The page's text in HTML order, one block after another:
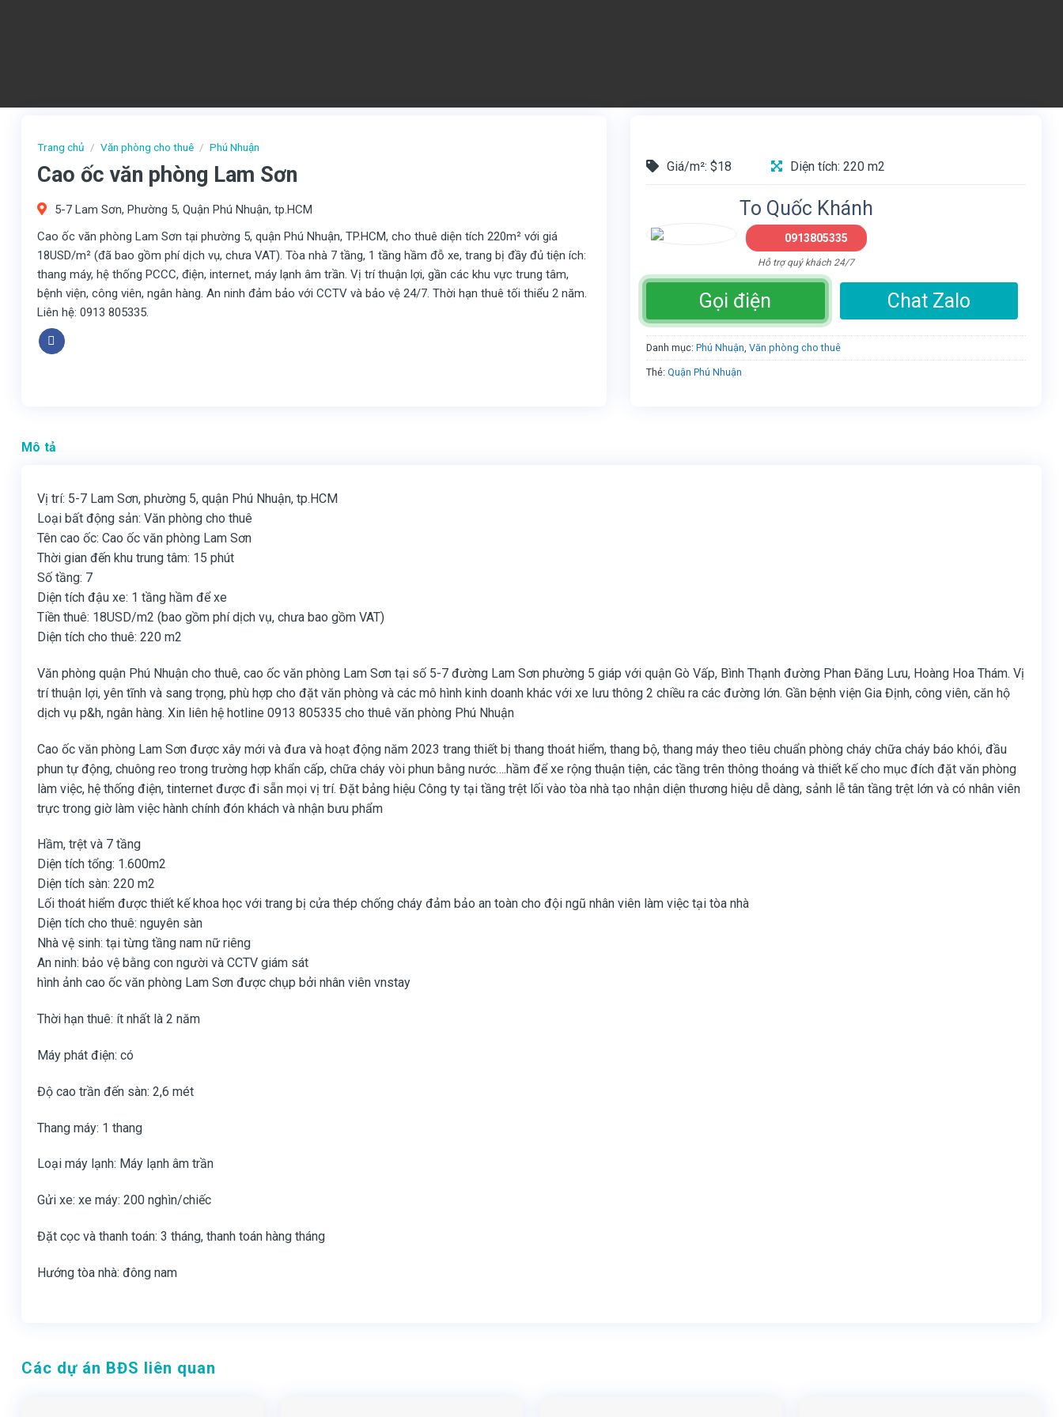
Trang chủ / Văn phòng cho thuê / Phú Nhuận
Cao ốc văn phòng Lam Sơn
5-7 Lam Sơn, Phường 5, Quận Phú Nhuận, tp.HCM
Cao ốc văn phòng Lam Sơn tại phường 5, quận Phú Nhuận, TP.HCM, cho thuê diện tích 220m² với giá
18USD/m² (đã bao gồm phí dịch vụ, chưa VAT). Tòa nhà 7 tầng, 1 tầng hầm đỗ xe, trang bị đầy đủ tiện ích:
thang máy, hệ thống PCCC, điện, internet, máy lạnh âm trần. Vị trí thuận lợi, gần các khu vực trung tâm,
bệnh viện, công viên, ngân hàng. An ninh đảm bảo với CCTV và bảo vệ 24/7. Thời hạn thuê tối thiểu 2 năm.
Liên hệ: 0913 805335.
Giá/m²: $18 Diện tích: 220 m2
To Quốc Khánh
0913805335
Hỗ trợ quý khách 24/7
Gọi điện Chat Zalo
Danh mục: Phú Nhuận, Văn phòng cho thuê
Thẻ: Quận Phú Nhuận
Mô tả
Vị trí: 5-7 Lam Sơn, phường 5, quận Phú Nhuận, tp.HCM
Loại bất động sản: Văn phòng cho thuê
Tên cao ốc: Cao ốc văn phòng Lam Sơn
Thời gian đến khu trung tâm: 15 phút
Số tầng: 7
Diện tích đậu xe: 1 tầng hầm để xe
Tiền thuê: 18USD/m2 (bao gồm phí dịch vụ, chưa bao gồm VAT)
Diện tích cho thuê: 220 m2
Văn phòng quận Phú Nhuận cho thuê, cao ốc văn phòng Lam Sơn tại số 5-7 đường Lam Sơn phường 5 giáp với quận Gò Vấp, Bình Thạnh đường Phan Đăng Lưu, Hoàng Hoa Thám. Vị
trí thuận lợi, yên tĩnh và sang trọng, phù hợp cho đặt văn phòng và các mô hình kinh doanh khác với xe lưu thông 2 chiều ra các đường lớn. Gần bệnh viện Gia Định, công viên, căn hộ
dịch vụ p&h, ngân hàng. Xin liên hệ hotline 0913 805335 cho thuê văn phòng Phú Nhuận
Cao ốc văn phòng Lam Sơn được xây mới và đưa và hoạt động năm 2023 trang thiết bị thang thoát hiểm, thang bộ, thang máy theo tiêu chuẩn phòng cháy chữa cháy báo khói, đầu
phun tự động, chuông reo trong trường hợp khẩn cấp, chữa cháy vòi phun bằng nước….hầm để xe rộng thuận tiện, các tầng trên thông thoáng và thiết kế cho mục đích đặt văn phòng
làm việc, hệ thống điện, tinternet được đi sẵn mọi vị trí. Đặt bảng hiệu Công ty tại tầng trệt lối vào tòa nhà tạo nhận diện thương hiệu dễ dàng, sảnh lễ tân tầng trệt lớn và có nhân viên
trực trong giờ làm việc hành chính đón khách và nhận bưu phẩm
Hầm, trệt và 7 tầng
Diện tích tổng: 1.600m2
Diện tích sàn: 220 m2
Lối thoát hiểm được thiết kế khoa học với trang bị cửa thép chống cháy đảm bảo an toàn cho đội ngũ nhân viên làm việc tại tòa nhà
Diện tích cho thuê: nguyên sàn
Nhà vệ sinh: tại từng tầng nam nữ riêng
An ninh: bảo vệ bằng con người và CCTV giám sát
hình ảnh cao ốc văn phòng Lam Sơn được chụp bởi nhân viên vnstay
Thời hạn thuê: ít nhất là 2 năm
Máy phát điện: có
Độ cao trần đến sàn: 2,6 mét
Thang máy: 1 thang
Loại máy lạnh: Máy lạnh âm trần
Gửi xe: xe máy: 200 nghìn/chiếc
Đặt cọc và thanh toán: 3 tháng, thanh toán hàng tháng
Hướng tòa nhà: đông nam
Các dự án BĐS liên quan